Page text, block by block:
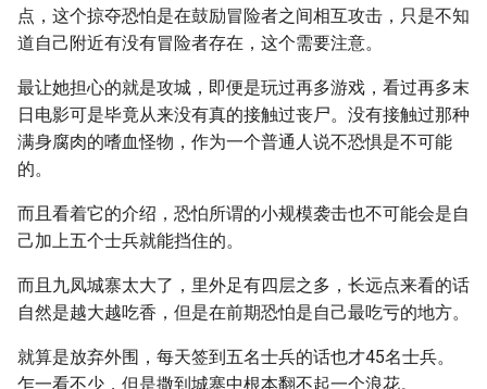
点，这个掠夺恐怕是在鼓励冒险者之间相互攻击，只是不知
道自己附近有没有冒险者存在，这个需要注意。
最让她担心的就是攻城，即便是玩过再多游戏，看过再多末
日电影可是毕竟从来没有真的接触过丧尸。没有接触过那种
满身腐肉的嗜血怪物，作为一个普通人说不恐惧是不可能
的。
而且看着它的介绍，恐怕所谓的小规模袭击也不可能会是自
己加上五个士兵就能挡住的。
而且九凤城寨太大了，里外足有四层之多，长远点来看的话
自然是越大越吃香，但是在前期恐怕是自己最吃亏的地方。
就算是放弃外围，每天签到五名士兵的话也才45名士兵。
乍一看不少，但是撒到城寨中根本翻不起一个浪花。